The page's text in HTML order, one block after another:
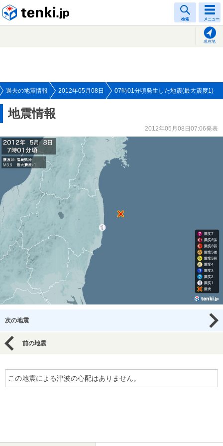
検索 メニュー
現在地
過去の地震情報 2012年05月08日 07時01分頃発生した地震(最大震度1)
地震情報
2012年05月08日07:06発表
次の地震
前の地震
この地震による津波の心配はありません。